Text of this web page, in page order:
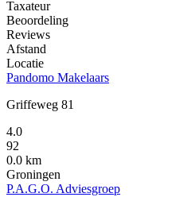
Taxateur
Beoordeling
Reviews
Afstand
Locatie
Pandomo Makelaars
Griffeweg 81
4.0
92
0.0 km
Groningen
P.A.G.O. Adviesgroep